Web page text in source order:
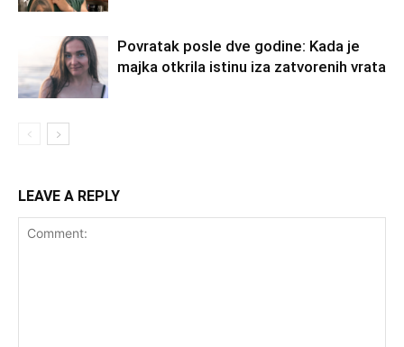
Povratak posle dve godine: Kada je
majka otkrila istinu iza zatvorenih vrata
LEAVE A REPLY